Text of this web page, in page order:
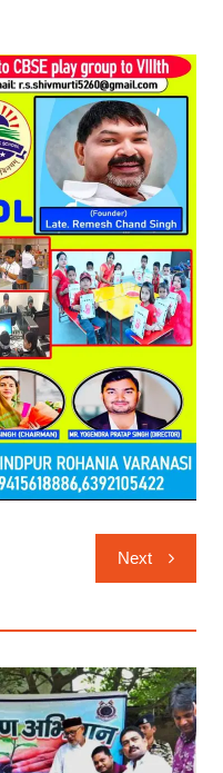
Next